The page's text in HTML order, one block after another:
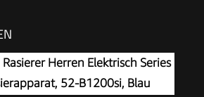
Rasierer Herren Elektrisch Series
52-B1200si, Blau